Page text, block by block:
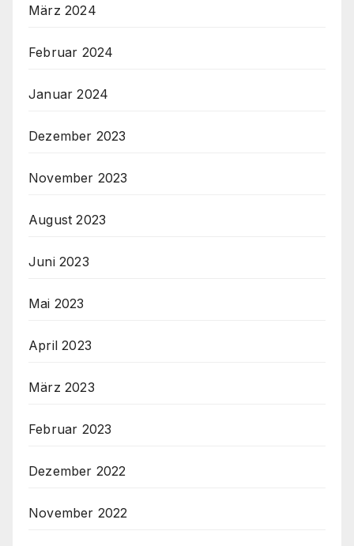
März 2024
Februar 2024
Januar 2024
Dezember 2023
November 2023
August 2023
Juni 2023
Mai 2023
April 2023
März 2023
Februar 2023
Dezember 2022
November 2022